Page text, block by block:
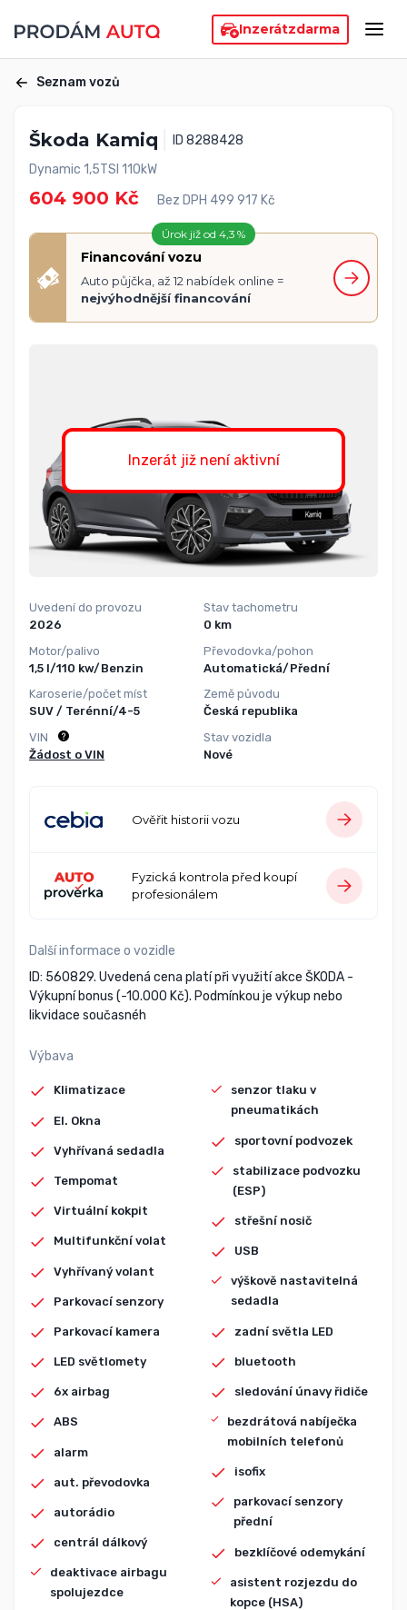
Inzerátzdarma
Seznam vozů
Škoda Kamiq
ID 8288428
Dynamic 1,5TSI 110kW
604 900 Kč Bez DPH 499 917 Kč
Úrok již od 4,3 %
Financování vozu
Auto půjčka, až 12 nabídek online =
nejvýhodnější financování
Inzerát již není aktivní
Uvedení do provozu
2026
Motor/palivo
1,5 l/110 kw/Benzin
Karoserie/počet míst
SUV / Terénní/4-5
Stav tachometru
0 km
Převodovka/pohon
Automatická/Přední
Země původu
Česká republika
VIN
Žádost o VIN
Stav vozidla
Nové
Ověřit historii vozu
Fyzická kontrola před koupí
profesionálem
Další informace o vozidle
ID: 560829. Uvedená cena platí při využití akce ŠKODA -
Výkupní bonus (-10.000 Kč). Podmínkou je výkup nebo
likvidace současnéh
Výbava
Klimatizace
El. Okna
Vyhřívaná sedadla
Tempomat
Virtuální kokpit
Multifunkční volat
Vyhřívaný volant
Parkovací senzory
Parkovací kamera
LED světlomety
6x airbag
ABS
alarm
aut. převodovka
autorádio
centrál dálkový
deaktivace airbagu
spolujezdce
senzor tlaku v
pneumatikách
sportovní podvozek
stabilizace podvozku
(ESP)
střešní nosič
USB
výškově nastavitelná
sedadla
zadní světla LED
bluetooth
sledování únavy řidiče
bezdrátová nabíječka
mobilních telefonů
isofix
parkovací senzory
přední
bezklíčové odemykání
asistent rozjezdu do
kopce (HSA)